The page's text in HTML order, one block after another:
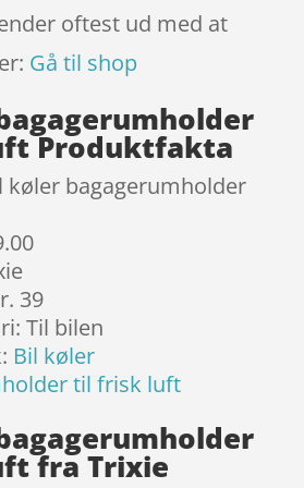
oftest ud med at
Gå til shop
Produktfakta
køler bagagerumholder
39
Til bilen
Bil køler
til frisk luft
fra Trixie